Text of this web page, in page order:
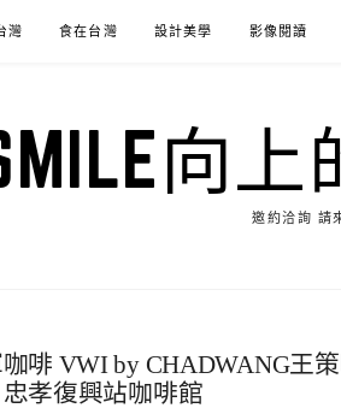
灣 食在台灣 設計美學 影像閱讀
向
邀約洽詢 請
啡 VWI by CHADWANG王
孝復興站咖啡館